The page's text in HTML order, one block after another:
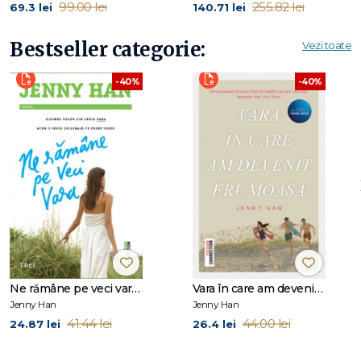
69.3 lei 99.00 lei 140.71 lei 255.82 lei
Bestseller categorie: Vezi toate
-40%
Ne rămâne pe veci vara (seria Vara, vol. 3)
Jenny Han
24.87 lei 41.44 lei
-40%
Vara în care am devenit frumoasă (seria Vara, vol. 1)
Jenny Han
26.4 lei 44.00 lei